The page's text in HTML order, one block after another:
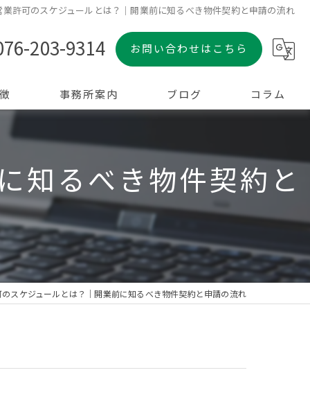
業許可のスケジュールとは？｜開業前に知るべき物件契約と申請の流れ
203-9314 お問い合わせはこちら
事務所案内 ブログ コラム
知るべき物件契約と
スケジュールとは？｜開業前に知るべき物件契約と申請の流れ